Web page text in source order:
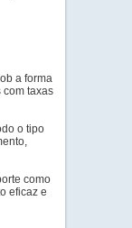
a forma
com taxas
o tipo
como
eficaz e